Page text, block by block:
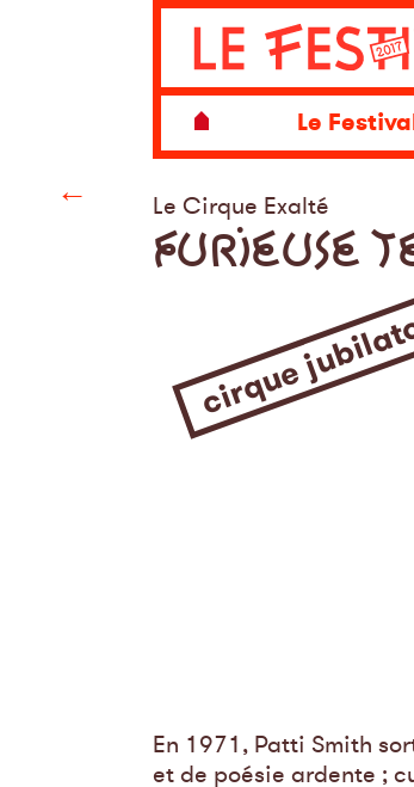
Le
← Le Cirque Exalté
FURIEUSE
cirque
En 1971, Patti Smith
et de poésie ardente ;